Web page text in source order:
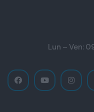
Lun – Ven: